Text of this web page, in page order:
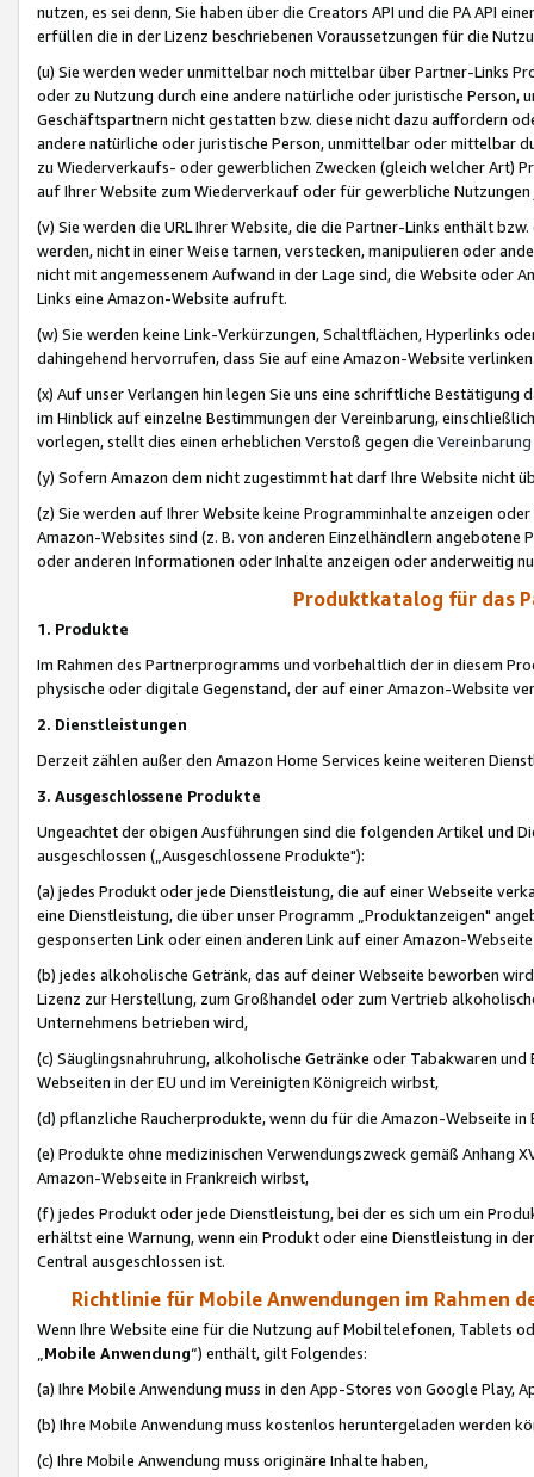
nutzen, es sei denn, Sie haben über die Creators API und die PA API
erfüllen die in der Lizenz beschriebenen Voraussetzungen für die
(u) Sie werden weder unmittelbar noch mittelbar über Partner-Links
oder zu Nutzung durch eine andere natürliche oder juristische
Geschäftspartnern nicht gestatten bzw. diese nicht dazu auffordern
andere natürliche oder juristische Person, unmittelbar oder mittelbar
zu Wiederverkaufs- oder gewerblichen Zwecken (gleich welcher Art)
auf Ihrer Website zum Wiederverkauf oder für gewerbliche
(v) Sie werden die URL Ihrer Website, die die Partner-Links enthält
werden, nicht in einer Weise tarnen, verstecken, manipulieren oder
nicht mit angemessenem Aufwand in der Lage sind, die Website oder
Links eine Amazon-Website aufruft.
(w) Sie werden keine Link-Verkürzungen, Schaltflächen, Hyperlinks
dahingehend hervorrufen, dass Sie auf eine Amazon-Website
(x) Auf unser Verlangen hin legen Sie uns eine schriftliche
im Hinblick auf einzelne Bestimmungen der Vereinbarung,
vorlegen, stellt dies einen erheblichen Verstoß gegen die Vereinbarung
(y) Sofern Amazon dem nicht zugestimmt hat darf Ihre Website nicht
(z) Sie werden auf Ihrer Website keine Programminhalte anzeigen
Amazon-Websites sind (z. B. von anderen Einzelhändlern
oder anderen Informationen oder Inhalte anzeigen oder anderweitig
Produktkatalog für das
1. Produkte
Im Rahmen des Partnerprogramms und vorbehaltlich der in diesem
physische oder digitale Gegenstand, der auf einer Amazon-Website
2. Dienstleistungen
Derzeit zählen außer den Amazon Home Services keine weiteren
3. Ausgeschlossene Produkte
Ungeachtet der obigen Ausführungen sind die folgenden Artikel und
ausgeschlossen („Ausgeschlossene Produkte"):
(a) jedes Produkt oder jede Dienstleistung, die auf einer Webseite
eine Dienstleistung, die über unser Programm „Produktanzeigen"
gesponserten Link oder einen anderen Link auf einer Amazon-
(b) jedes alkoholische Getränk, das auf deiner Webseite beworben
Lizenz zur Herstellung, zum Großhandel oder zum Vertrieb
Unternehmens betrieben wird,
(c) Säuglingsnahruhrung, alkoholische Getränke oder Tabakwaren
Webseiten in der EU und im Vereinigten Königreich wirbst,
(d) pflanzliche Raucherprodukte, wenn du für die Amazon-Webseite in
(e) Produkte ohne medizinischen Verwendungszweck gemäß Anhang
Amazon-Webseite in Frankreich wirbst,
(f) jedes Produkt oder jede Dienstleistung, bei der es sich um ein
erhältst eine Warnung, wenn ein Produkt oder eine Dienstleistung in
Central ausgeschlossen ist.
Richtlinie für Mobile Anwendungen im Rahmen
Wenn Ihre Website eine für die Nutzung auf Mobiltelefonen, Tablets
„Mobile Anwendung“) enthält, gilt Folgendes:
(a) Ihre Mobile Anwendung muss in den App-Stores von Google Play,
(b) Ihre Mobile Anwendung muss kostenlos heruntergeladen werden
(c) Ihre Mobile Anwendung muss originäre Inhalte haben,